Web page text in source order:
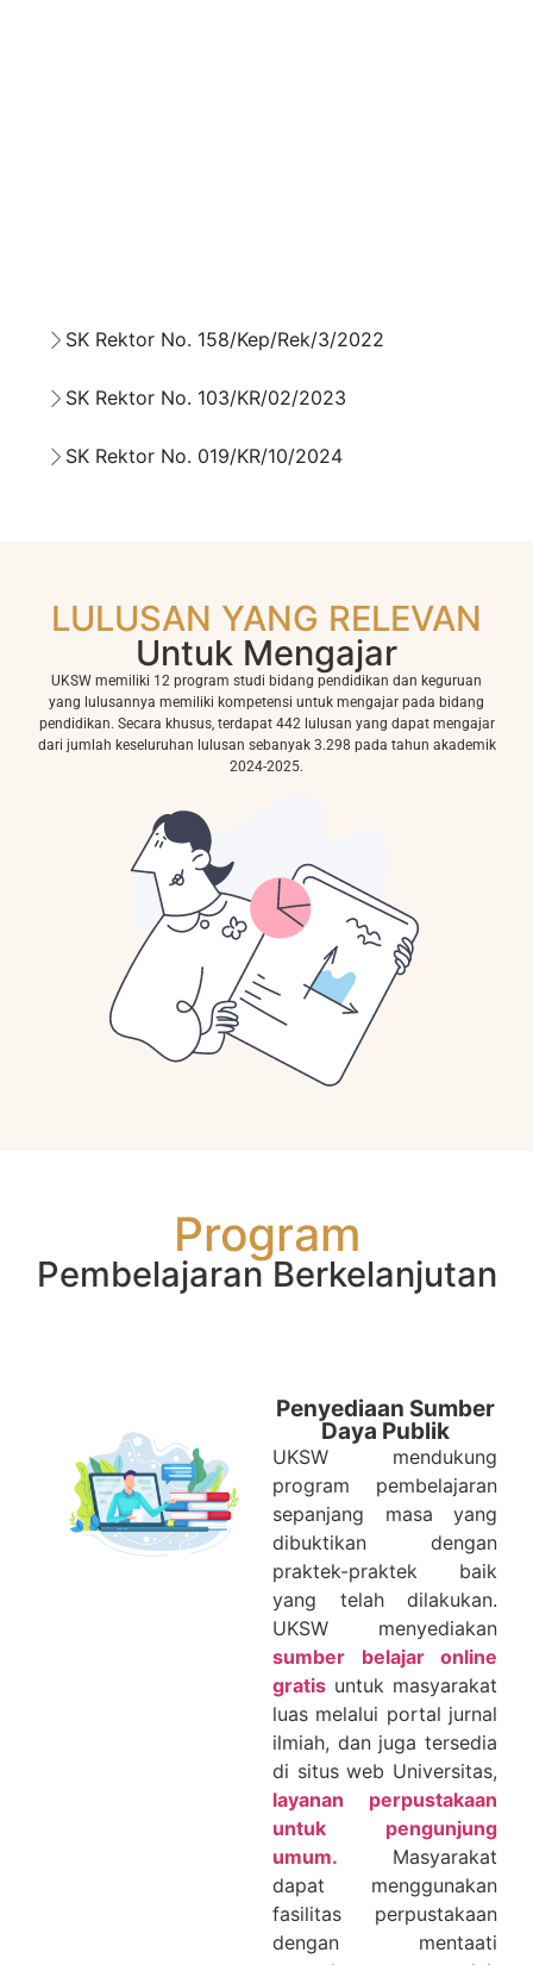
SK Rektor No. 158/Kep/Rek/3/2022
SK Rektor No. 103/KR/02/2023
SK Rektor No. 019/KR/10/2024
LULUSAN YANG RELEVAN
Untuk Mengajar
UKSW memiliki 12 program studi bidang pendidikan dan keguruan
yang lulusannya memiliki kompetensi untuk mengajar pada bidang
pendidikan. Secara khusus, terdapat 442 lulusan yang dapat mengajar
dari jumlah keseluruhan lulusan sebanyak 3.298 pada tahun akademik
2024-2025.
Program
Pembelajaran Berkelanjutan
Penyediaan Sumber
Daya Publik
UKSW mendukung
program pembelajaran
sepanjang masa yang
dibuktikan dengan
praktek-praktek baik
yang telah dilakukan.
UKSW menyediakan
sumber belajar online
gratis untuk masyarakat
luas melalui portal jurnal
ilmiah, dan juga tersedia
di situs web Universitas,
layanan perpustakaan
untuk pengunjung
umum. Masyarakat
dapat menggunakan
fasilitas perpustakaan
dengan mentaati